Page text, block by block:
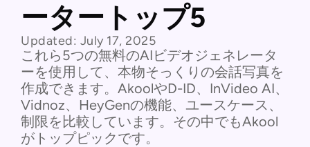
ータートップ5
Updated: July 17, 2025
これら5つの無料のAIビデオジェネレータ
ーを使用して、本物そっくりの会話写真を
作成できます。AkoolやD-ID、InVideo AI、
Vidnoz、HeyGenの機能、ユースケース、
制限を比較しています。その中でもAkool
がトップピックです。